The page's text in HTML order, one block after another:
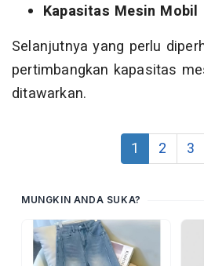
Kapasitas Mesin Mobil
Selanjutnya yang perlu
pertimbangkan kapasitas
ditawarkan.
1 2 3